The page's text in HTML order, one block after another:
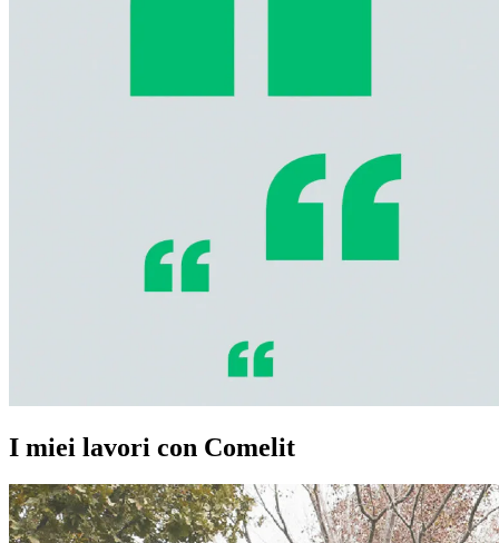
I miei lavori con Comelit